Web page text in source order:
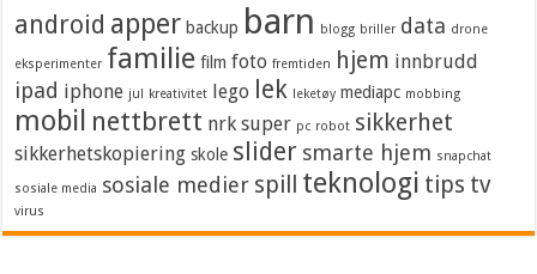
android apper backup barn blogg briller data drone
eksperimenter familie film foto fremtiden hjem innbrudd
ipad iphone jul kreativitet lego lek leketøy mediapc mobbing
mobil nettbrett nrk super pc robot sikkerhet
sikkerhetskopiering skole slider smarte hjem snapchat
sosiale media sosiale medier spill teknologi tips tv
virus